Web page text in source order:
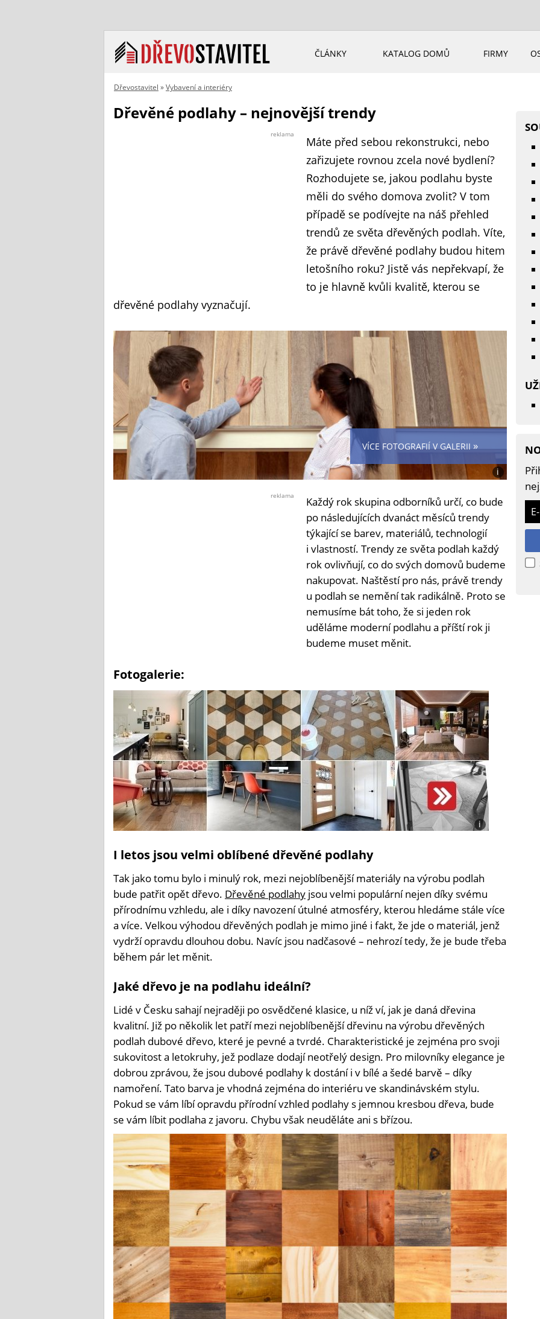
ČLÁNKY KATALOG DOMŮ FIRMY
Dřevostavitel »Vybavení a interiéry
Dřevěné podlahy – nejnovější trendy
reklama
Máte před sebou rekonstrukci, nebo
zařizujete rovnou zcela nové bydlení?
Rozhodujete se, jakou podlahu byste
měli do svého domova zvolit? V tom
případě se podívejte na náš přehled
trendů ze světa dřevěných podlah. Víte,
že právě dřevěné podlahy budou hitem
letošního roku? Jistě vás nepřekvapí, že
to je hlavně kvůli kvalitě, kterou se
dřevěné podlahy vyznačují.
VÍCE FOTOGRAFIÍ V GALERII»
i
Foto:
reklama
Každý rok skupina odborníků určí, co bude
po následujících dvanáct měsíců trendy
týkající se barev, materiálů, technologií
i vlastností. Trendy ze světa podlah každý
rok ovlivňují, co do svých domovů budeme
nakupovat. Naštěstí pro nás, právě trendy
u podlah se nemění tak radikálně. Proto se
nemusíme bát toho, že si jeden rok
uděláme moderní podlahu a příští rok ji
budeme muset měnit.
Fotogalerie:
i
Simplichique
Decoração
de
Ambientes,
I letos jsou velmi oblíbené dřevěné podlahy
Tak jako tomu bylo i minulý rok, mezi nejoblíbenější materiály na výrobu podlah
bude patřit opět dřevo. Dřevěné podlahy jsou velmi populární nejen díky svému
přírodnímu vzhledu, ale i díky navození útulné atmosféry, kterou hledáme stále více
a více. Velkou výhodou dřevěných podlah je mimo jiné i fakt, že jde o materiál, jenž
vydrží opravdu dlouhou dobu. Navíc jsou nadčasové – nehrozí tedy, že je bude třeba
během pár let měnit.
Jaké dřevo je na podlahu ideální?
Lidé v Česku sahají nejraději po osvědčené klasice, u níž ví, jak je daná dřevina
kvalitní. Již po několik let patří mezi nejoblíbenější dřevinu na výrobu dřevěných
podlah dubové dřevo, které je pevné a tvrdé. Charakteristické je zejména pro svoji
sukovitost a letokruhy, jež podlaze dodají neotřelý design. Pro milovníky elegance je
dobrou zprávou, že jsou dubové podlahy k dostání i v bílé a šedé barvě – díky
namoření. Tato barva je vhodná zejména do interiéru ve skandinávském stylu.
Pokud se vám líbí opravdu přírodní vzhled podlahy s jemnou kresbou dřeva, bude
se vám líbit podlaha z javoru. Chybu však neuděláte ani s břízou.